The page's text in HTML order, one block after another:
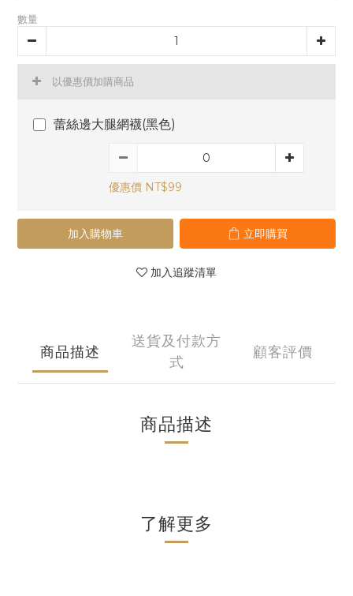
數量
以優惠價加購商品
蕾絲邊大腿網襪(黑色)
優惠價 NT$99
加入購物車 立即購買
加入追蹤清單
商品描述
送貨及付款方
式
顧客評價
商品描述
了解更多